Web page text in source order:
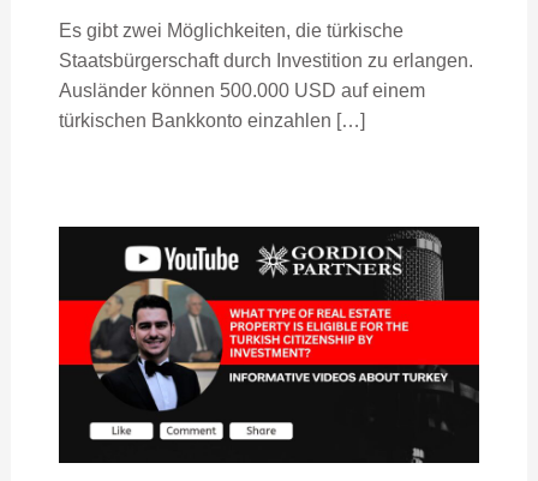
Es gibt zwei Möglichkeiten, die türkische
Staatsbürgerschaft durch Investition zu erlangen.
Ausländer können 500.000 USD auf einem
türkischen Bankkonto einzahlen […]